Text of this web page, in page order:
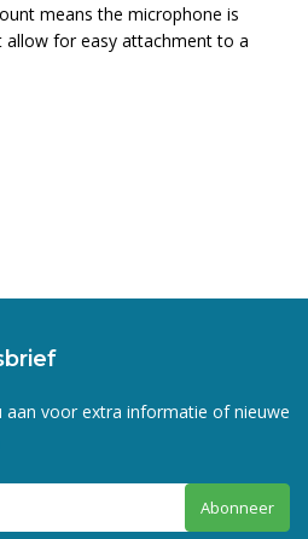
means the microphone is
allow for easy attachment to a
aan voor extra informatie of nieuwe
Abonneer